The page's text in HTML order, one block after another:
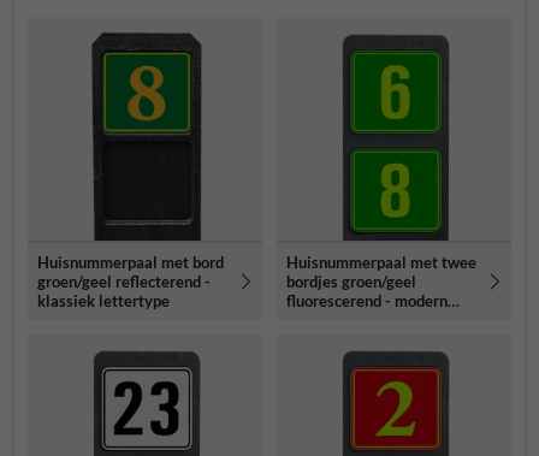
Huisnummerpaal met bord
groen/geel reflecterend -
klassiek lettertype
Huisnummerpaal met twee
bordjes groen/geel
fluorescerend - modern